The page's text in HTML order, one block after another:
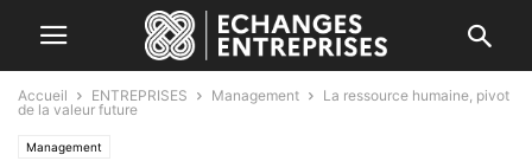
Accueil ENTREPRISES Management
La ressource humaine, pivot
de la valeur future
Management